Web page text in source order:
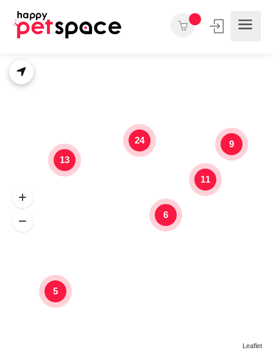
9
5
13
6
11
24
Leaflet